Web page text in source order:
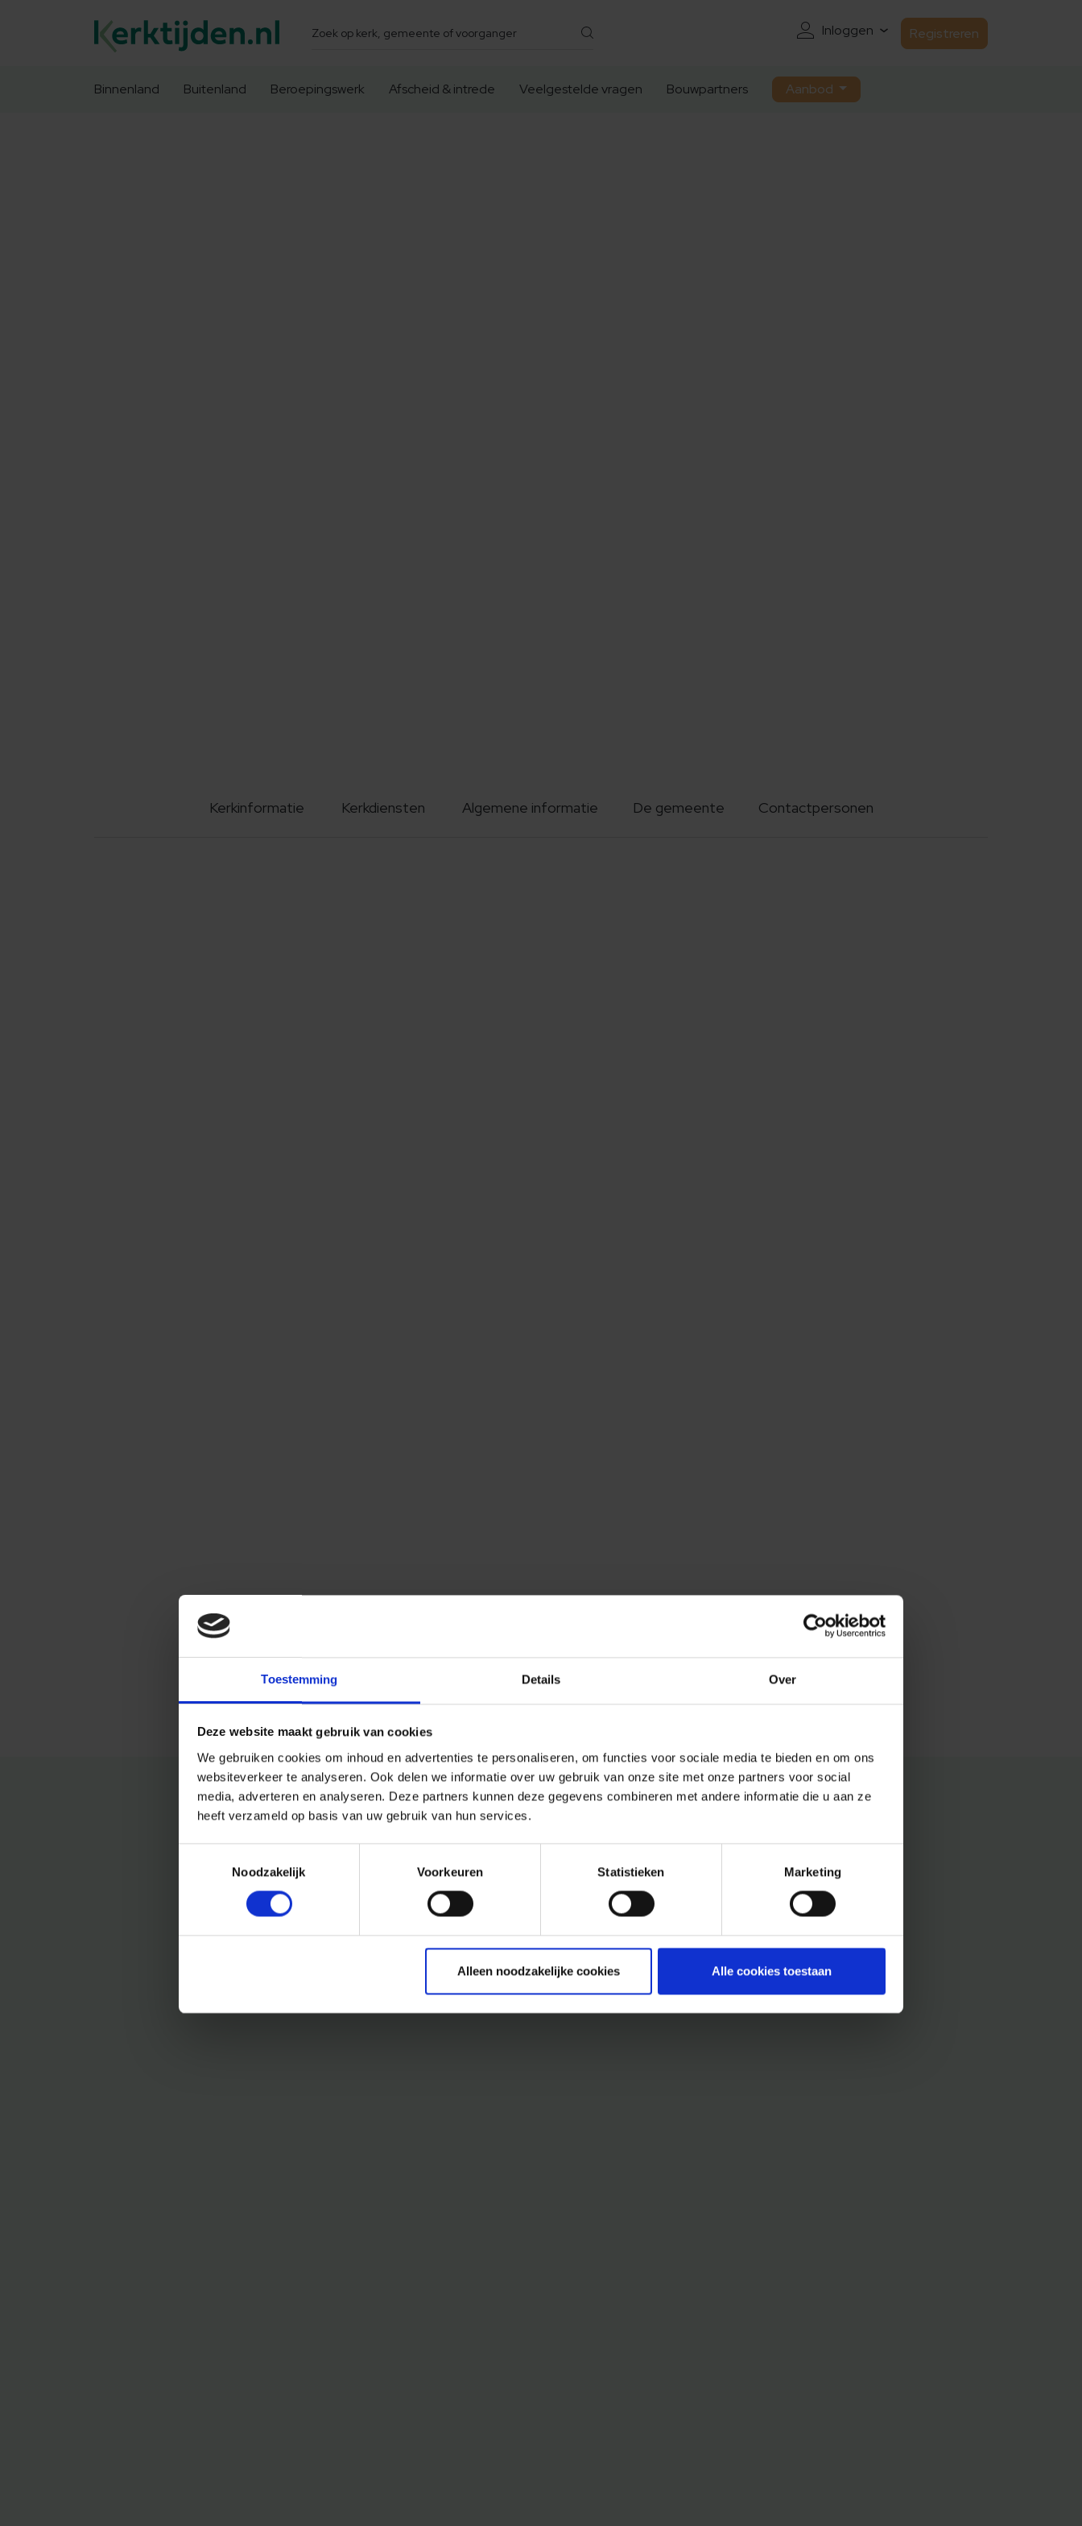
Toestemming Details Over
Deze website maakt gebruik van cookies
We gebruiken cookies om inhoud en advertenties te personaliseren, om functies voor sociale media te bieden en om ons
websiteverkeer te analyseren. Ook delen we informatie over uw gebruik van onze site met onze partners voor social
media, adverteren en analyseren. Deze partners kunnen deze gegevens combineren met andere informatie die u aan ze
heeft verzameld op basis van uw gebruik van hun services.
Noodzakelijk
Voorkeuren Statistieken Marketing
Alleen noodzakelijke cookies Alle cookies toestaan
Zoeken Inloggen Registreren
Binnenland Buitenland Beroepingswerk Afscheid & intrede Veelgestelde vragen Bouwpartners Aanbod
Kerkinformatie Kerkdiensten Algemene informatie De gemeente Contactpersonen